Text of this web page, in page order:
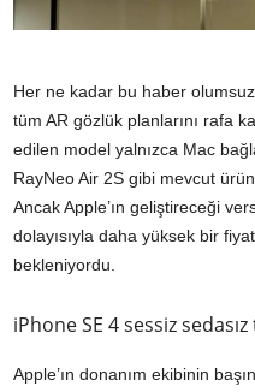
Her ne kadar bu haber
tüm AR gözlük planlarını rafa
edilen model yalnızca Mac
RayNeo Air 2S gibi mevcut
Ancak Apple’ın geliştireceği
dolayısıyla daha yüksek bir
bekleniyordu.
iPhone SE 4 sessiz
Apple’ın donanım ekibinin